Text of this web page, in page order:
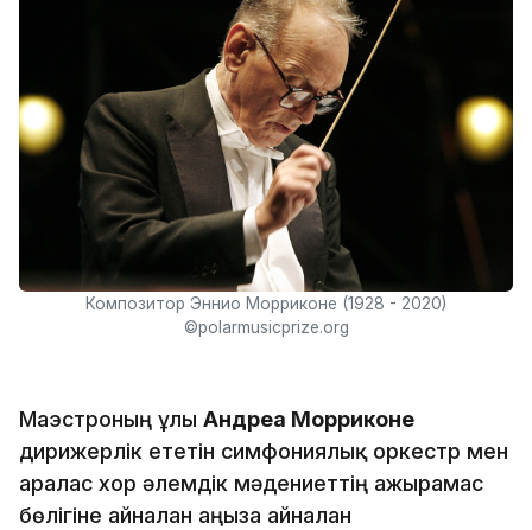
Композитор Эннио Морриконе (1928 - 2020)
©polarmusicprize.org
Маэстроның ұлы Андреа Морриконе
дирижерлік ететін симфониялық оркестр мен
аралас хор әлемдік мәдениеттің ажырамас
бөлігіне айналған аңызға айналған